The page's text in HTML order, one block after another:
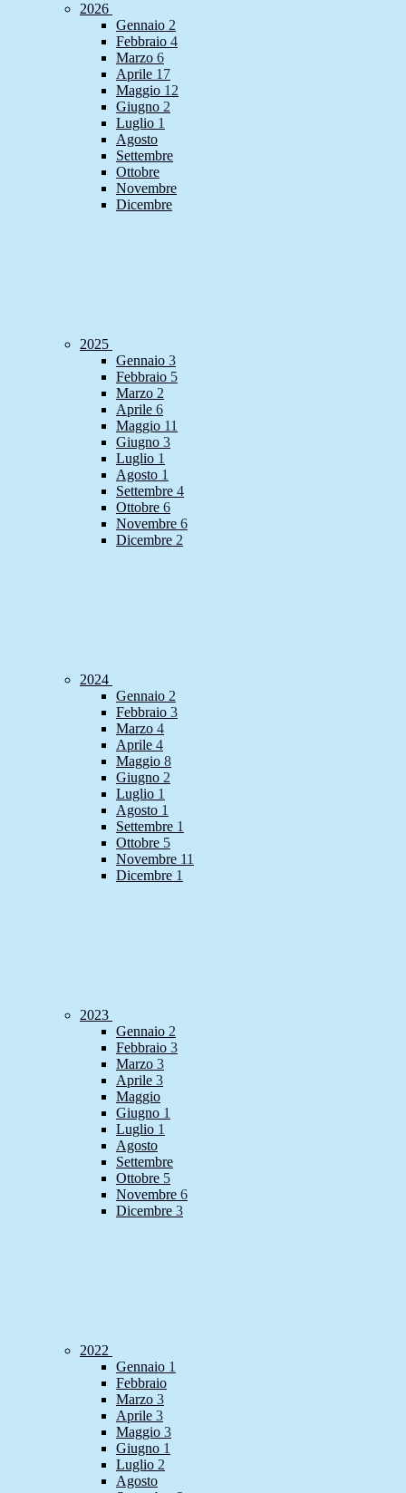
2026
Gennaio 2
Febbraio 4
Marzo 6
Aprile 17
Maggio 12
Giugno 2
Luglio 1
Agosto
Settembre
Ottobre
Novembre
Dicembre
2025
Gennaio 3
Febbraio 5
Marzo 2
Aprile 6
Maggio 11
Giugno 3
Luglio 1
Agosto 1
Settembre 4
Ottobre 6
Novembre 6
Dicembre 2
2024
Gennaio 2
Febbraio 3
Marzo 4
Aprile 4
Maggio 8
Giugno 2
Luglio 1
Agosto 1
Settembre 1
Ottobre 5
Novembre 11
Dicembre 1
2023
Gennaio 2
Febbraio 3
Marzo 3
Aprile 3
Maggio
Giugno 1
Luglio 1
Agosto
Settembre
Ottobre 5
Novembre 6
Dicembre 3
2022
Gennaio 1
Febbraio
Marzo 3
Aprile 3
Maggio 3
Giugno 1
Luglio 2
Agosto